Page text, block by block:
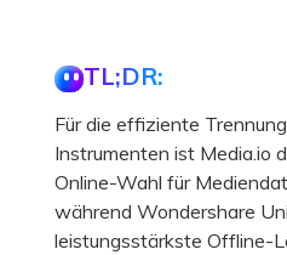
TL;DR:
Für die effiziente
Instrumenten ist Media.io
Online-Wahl für
während Wondershare
leistungsstärkste Offline-